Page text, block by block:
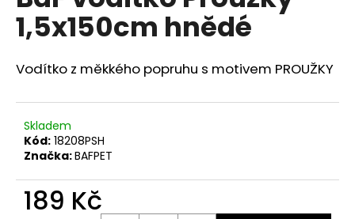
0,0
hvězdiček.
1,5x150cm hnědé
Vodítko z měkkého popruhu s motivem PROUŽKY
Skladem
Kód: 18208PSH
Značka:BAFPET
189 Kč
a
j
í
t
?
HLEDAT